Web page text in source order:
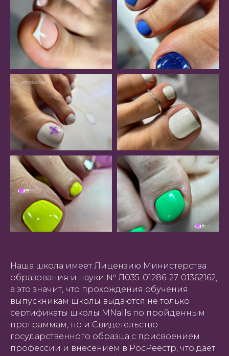
Наша школа имеет Лицензию Министерства
образования и науки № Л035-01286-27-01362162,
а это значит, что прохождения обучения
выпускникам школы выдаются не только
сертификаты школы MNails по пройденным
программам, но и Свидетельство
государственного образца с присвоением
профессии и внесением в РосРеестр, что дает